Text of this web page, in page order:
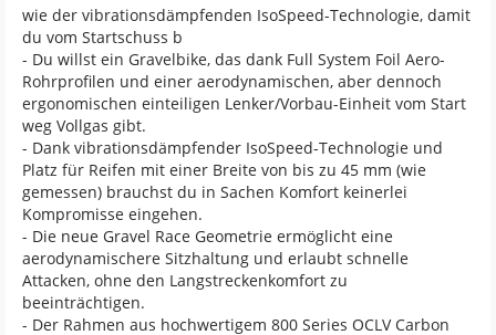
wie der vibrationsdämpfenden IsoSpeed-Technologie, damit
du vom Startschuss b
- Du willst ein Gravelbike, das dank Full System Foil Aero-
Rohrprofilen und einer aerodynamischen, aber dennoch
ergonomischen einteiligen Lenker/Vorbau-Einheit vom Start
weg Vollgas gibt.
- Dank vibrationsdämpfender IsoSpeed-Technologie und
Platz für Reifen mit einer Breite von bis zu 45 mm (wie
gemessen) brauchst du in Sachen Komfort keinerlei
Kompromisse eingehen.
- Die neue Gravel Race Geometrie ermöglicht eine
aerodynamischere Sitzhaltung und erlaubt schnelle
Attacken, ohne den Langstreckenkomfort zu
beeinträchtigen.
- Der Rahmen aus hochwertigem 800 Series OCLV Carbon